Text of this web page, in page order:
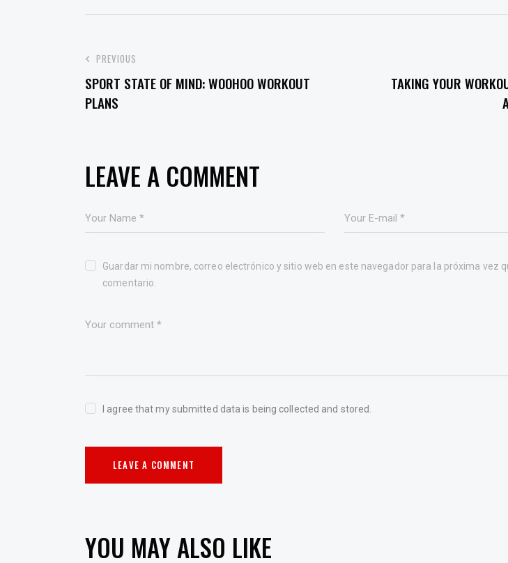
PREVIOUS
SPORT STATE OF MIND: WOOHOO WORKOUT
PLANS
TAKING YOUR
LEAVE A COMMENT
Guardar mi nombre, correo electrónico y sitio web en este navegador para la próxima vez
comentario.
I agree that my submitted data is being collected and stored.
YOU MAY ALSO LIKE